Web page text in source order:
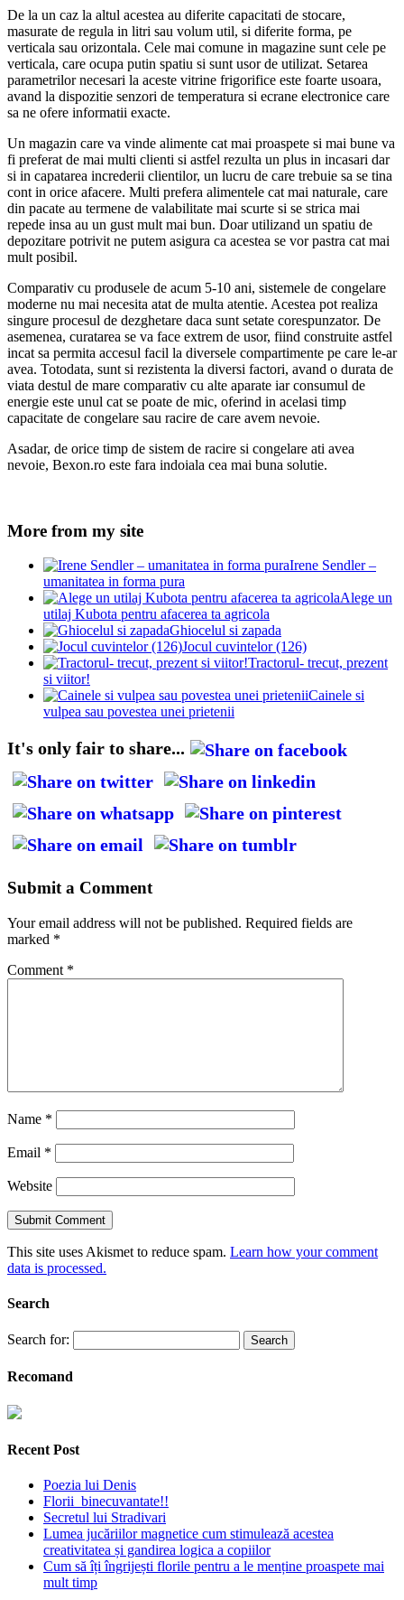
De la un caz la altul acestea au diferite capacitati de stocare,
masurate de regula in litri sau volum util, si diferite forma, pe
verticala sau orizontala. Cele mai comune in magazine sunt cele pe
verticala, care ocupa putin spatiu si sunt usor de utilizat. Setarea
parametrilor necesari la aceste vitrine frigorifice este foarte usoara,
avand la dispozitie senzori de temperatura si ecrane electronice care
sa ne ofere informatii exacte.
Un magazin care va vinde alimente cat mai proaspete si mai bune va
fi preferat de mai multi clienti si astfel rezulta un plus in incasari dar
si in capatarea increderii clientilor, un lucru de care trebuie sa se tina
cont in orice afacere. Multi prefera alimentele cat mai naturale, care
din pacate au termene de valabilitate mai scurte si se strica mai
repede insa au un gust mult mai bun. Doar utilizand un spatiu de
depozitare potrivit ne putem asigura ca acestea se vor pastra cat mai
mult posibil.
Comparativ cu produsele de acum 5-10 ani, sistemele de congelare
moderne nu mai necesita atat de multa atentie. Acestea pot realiza
singure procesul de dezghetare daca sunt setate corespunzator. De
asemenea, curatarea se va face extrem de usor, fiind construite astfel
incat sa permita accesul facil la diversele compartimente pe care le-ar
avea. Totodata, sunt si rezistenta la diversi factori, avand o durata de
viata destul de mare comparativ cu alte aparate iar consumul de
energie este unul cat se poate de mic, oferind in acelasi timp
capacitate de congelare sau racire de care avem nevoie.
Asadar, de orice timp de sistem de racire si congelare ati avea
nevoie, Bexon.ro este fara indoiala cea mai buna solutie.
More from my site
Irene Sendler –
umanitatea in forma pura
Alege un
utilaj Kubota pentru afacerea ta agricola
Ghiocelul si zapada
Jocul cuvintelor (126)
Tractorul- trecut, prezent
si viitor!
Cainele si
vulpea sau povestea unei prietenii
It's only fair to share...
Submit a Comment
Your email address will not be published. Required fields are
marked *
Comment *
Name *
Email *
Website
This site uses Akismet to reduce spam. Learn how your comment
data is processed.
Search
Search for:
Recomand
Recent Post
Poezia lui Denis
Florii binecuvantate!!
Secretul lui Stradivari
Lumea jucăriilor magnetice cum stimulează acestea
creativitatea și gandirea logica a copiilor
Cum să îți îngrijești florile pentru a le menține proaspete mai
mult timp